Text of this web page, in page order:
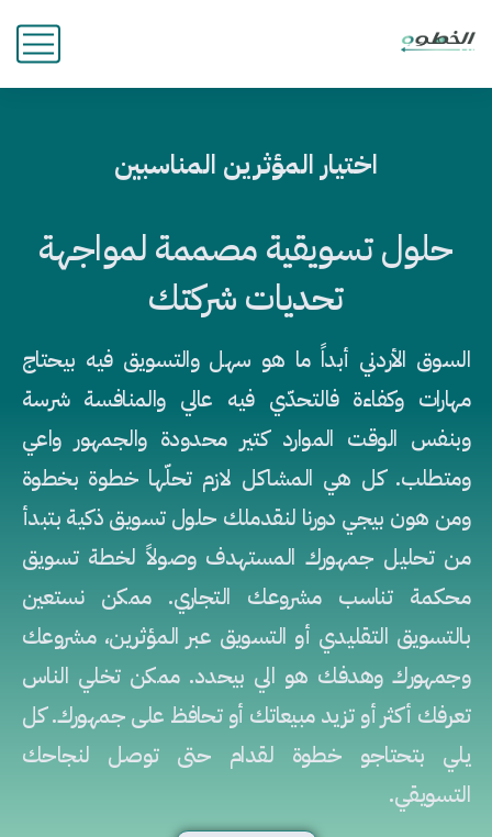
اختيار المؤثرين المناسبين
حلول تسويقية مصممة لمواجهة
تحديات شركتك
السوق الأردني أبداً ما هو سهل والتسويق فيه بيحتاج
مهارات وكفاءة فالتحدّي فيه عالي والمنافسة شرسة
وبنفس الوقت الموارد كتير محدودة والجمهور واعي
ومتطلب. كل هي المشاكل لازم تحلّها خطوة بخطوة
ومن هون بيجي دورنا لنقدملك حلول تسويق ذكية بتبدأ
من تحليل جمهورك المستهدف وصولاً لخطة تسويق
محكمة تناسب مشروعك التجاري. ممكن نستعين
بالتسويق التقليدي أو التسويق عبر المؤثرين، مشروعك
وجمهورك وهدفك هو الي بيحدد. ممكن تخلي الناس
تعرفك أكثر أو تزيد مبيعاتك أو تحافظ على جمهورك. كل
يلي بتحتاجو خطوة لقدام حتى توصل لنجاحك
التسويقي.